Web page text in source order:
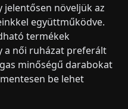
jelentősen növeljük az
együttműködve.
termékek
a női ruházat preferált
minőségű darabokat
be lehet